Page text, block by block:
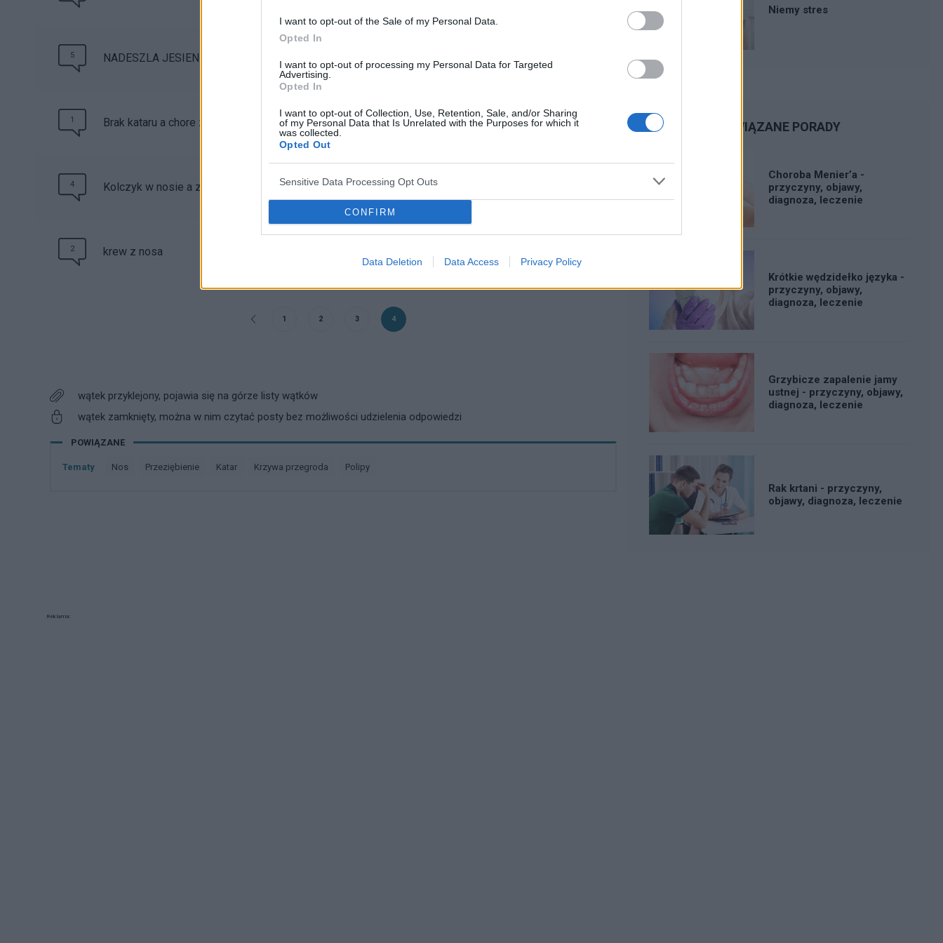
I want to opt-out of the Sale of my Personal Data.
Opted In
I want to opt-out of processing my Personal Data for Targeted
Advertising.
Opted In
I want to opt-out of Collection, Use, Retention, Sale, and/or Sharing
of my Personal Data that Is Unrelated with the Purposes for which it
was collected.
Opted Out
Sensitive Data Processing Opt Outs
CONFIRM
Data Deletion Data Access Privacy Policy
5 NADESZLA JESIEN-NIESTETY:(
25-02-2016, 09:28
1 Brak kataru a chore zatoki
gość
27-05-2015, 07:14
4 Kolczyk w nosie a zapalenie zatok
2 krew z nosa
30-04-2015, 08:09
1 2 3 4
wątek przyklejony, pojawia się na górze listy wątków
wątek zamknięty, można w nim czytać posty bez możliwości udzielenia odpowiedzi
POWIĄZANE
Tematy nos przeziębienie katar krzywa przegroda polipy
Niemy stres
POWIĄZANE PORADY
Choroba Menier’a -
przyczyny, objawy,
diagnoza, leczenie
Krótkie wędzidełko języka -
przyczyny, objawy,
diagnoza, leczenie
Grzybicze zapalenie jamy
ustnej - przyczyny, objawy,
diagnoza, leczenie
Rak krtani - przyczyny,
objawy, diagnoza, leczenie
Reklama: